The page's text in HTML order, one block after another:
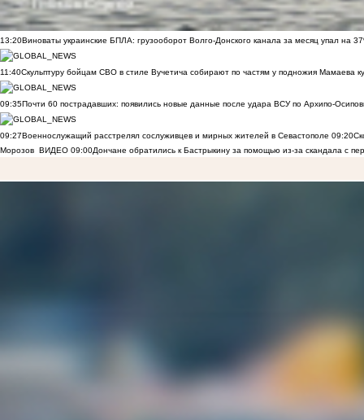
13:20Виноваты украинские БПЛА: грузооборот Волго-Донского канала за месяц упал на
11:40Скульптуру бойцам СВО в стиле Вучетича собирают по частям у подножия Мамаева
09:35Почти 60 пострадавших: появились новые данные после удара ВСУ по Архипо-
09:27Военнослужащий расстрелял сослуживцев и мирных жителей в Севастополе 09:20
Морозов ВИДЕО 09:00Дончане обратились к Бастрыкину за помощью из-за скандала с